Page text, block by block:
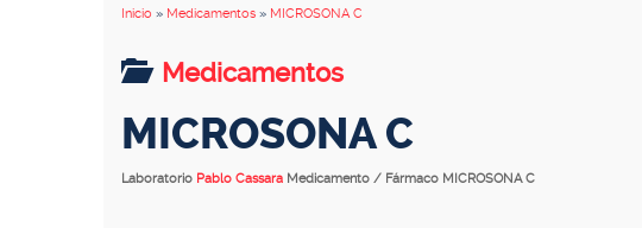
Inicio » Medicamentos » MICROSONA C
Medicamentos
MICROSONA C
Laboratorio Pablo Cassara Medicamento / Fármaco MICROSONA C